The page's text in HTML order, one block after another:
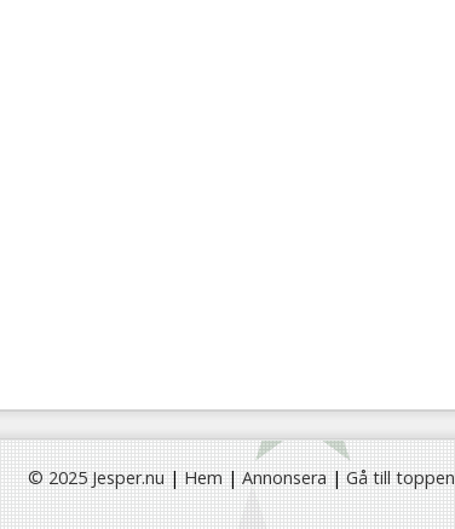
© 2025 Jesper.nu|Hem|Annonsera|Gå till toppen